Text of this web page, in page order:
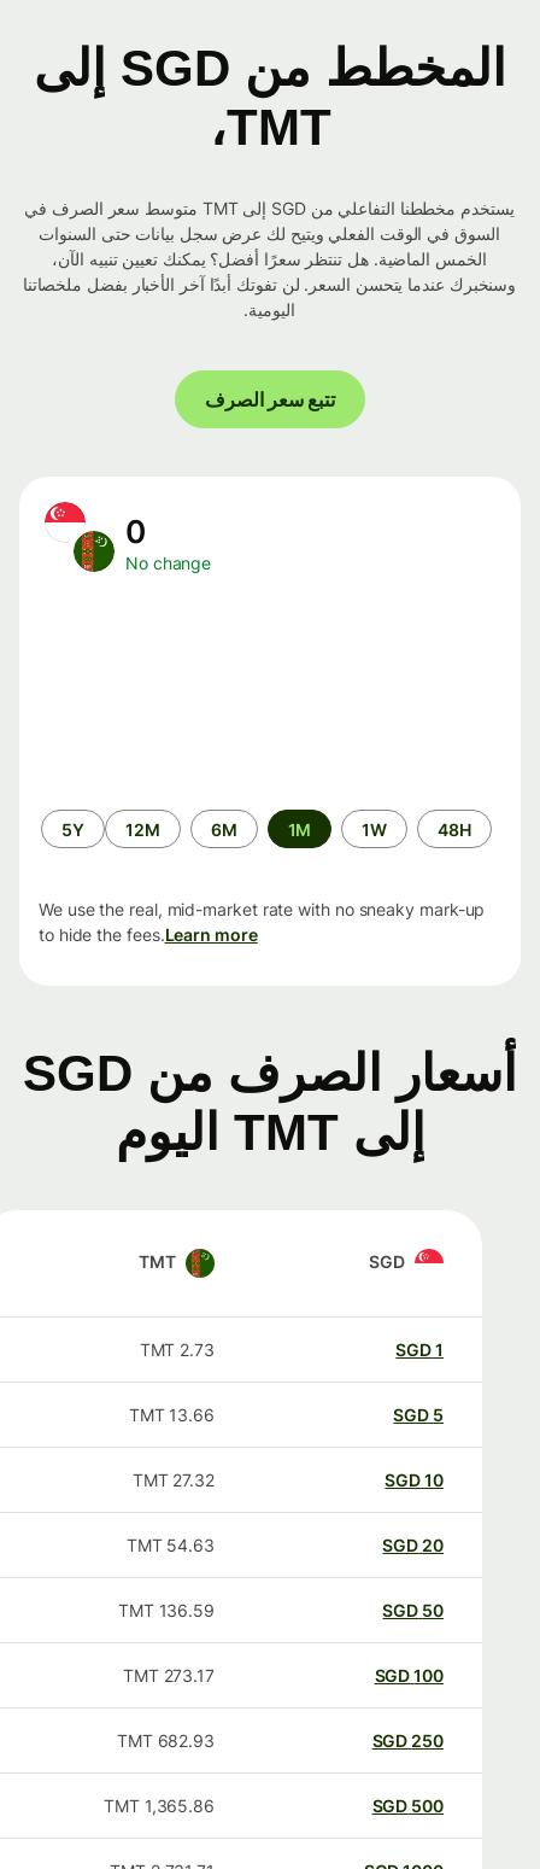
المخطط من SGD إلى
TMT،
يستخدم مخططنا التفاعلي من SGD إلى TMT متوسط ​​سعر الصرف في
السوق في الوقت الفعلي ويتيح لك عرض سجل بيانات حتى السنوات
الخمس الماضية. هل تنتظر سعرًا أفضل؟ يمكنك تعيين تنبيه الآن،
وسنخبرك عندما يتحسن السعر. لن تفوتك أبدًا آخر الأخبار بفضل ملخصاتنا
اليومية.
تتبع سعر الصرف
No change
الفترة
الزمنية
48H
1W
1M
6M
12M
5Y
We use the real, mid-market rate with no sneaky mark-up
to hide the fees.Learn more
أسعار الصرف من SGD
إلى TMT اليوم
SGD
TMT
SGD
2.73
TMT
SGD
13.66
TMT
SGD
27.32
TMT
20
SGD
54.63
TMT
50
SGD
136.59
TMT
100
SGD
273.17
TMT
250
SGD
682.93
TMT
500
SGD
1,365.86
TMT